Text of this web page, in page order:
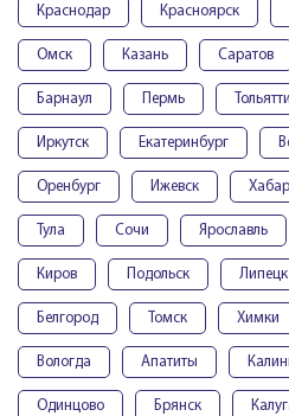
Краснодар Красноярск
Омск Казань Саратов
Барнаул Пермь Тольятти
Иркутск Екатеринбург
Оренбург Ижевск
Тула Сочи Ярославль
Киров Подольск Липецк
Белгород Томск Химки
Вологда Апатиты
Одинцово Брянск